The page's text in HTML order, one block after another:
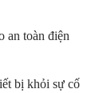
an toàn điện
bị khỏi sự cố